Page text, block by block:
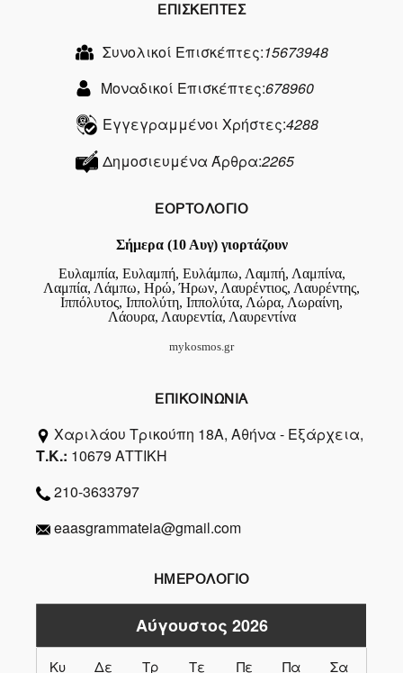
ΕΠΙΣΚΕΠΤΕΣ
Συνολικοί Επισκέπτες:15673948
Μοναδικοί Επισκέπτες:678960
Εγγεγραμμένοι Χρήστες:4288
Δημοσιευμένα Άρθρα:2265
ΕΟΡΤΟΛΟΓΙΟ
Σήμερα (10 Αυγ) γιορτάζουν
Ευλαμπία, Ευλαμπή, Ευλάμπω, Λαμπή, Λαμπίνα,
Λαμπία, Λάμπω, Ηρώ, Ήρων, Λαυρέντιος, Λαυρέντης,
Ιππόλυτος, Ιππολύτη, Ιππολύτα, Λώρα, Λωραίνη,
Λάουρα, Λαυρεντία, Λαυρεντίνα
mykosmos.gr
ΕΠΙΚΟΙΝΩΝΙΑ
Χαριλάου Τρικούπη 18Α, Αθήνα - Εξάρχεια,
Τ.Κ.: 10679 ΑΤΤΙΚΗ
210-3633797
eaasgrammateia@gmail.com
ΗΜΕΡΟΛΟΓΙΟ
Αύγουστος 2026
Κυ Δε Τρ Τε Πε Πα Σα